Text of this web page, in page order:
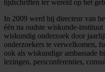
tijdschriften ter wereld op het
In 2009 werd hij directeur van
één na oudste wiskunde-
wiskundig onderzoek door
onderzoekers te verwelkomen,
ook als wiskundige ambassade
lezingen, persconferenties,